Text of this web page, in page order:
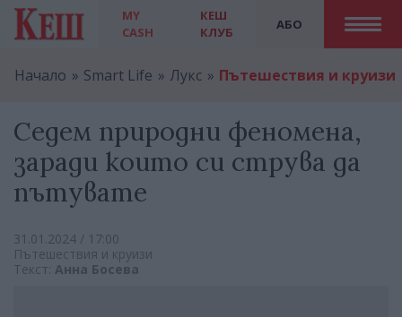
MY
CASH
АБО
КЕШ
КЛУБ
Начало Smart Life Лукс Пътешествия и круизи
Седем природни феномена,
заради които си струва да
пътувате
31.01.2024 / 17:00
Пътешествия и круизи
Текст: Анна Босева